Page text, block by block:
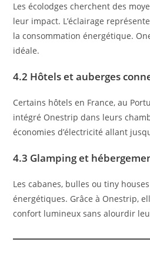
Les écolodges cherchent des
leur impact. L’éclairage
la consommation énergétique.
idéale.
4.2 Hôtels et auberges
Certains hôtels en France, au
intégré Onestrip dans leurs
économies d’électricité allant
4.3 Glamping et
Les cabanes, bulles ou tiny
énergétiques. Grâce à Onestrip,
confort lumineux sans alourdir